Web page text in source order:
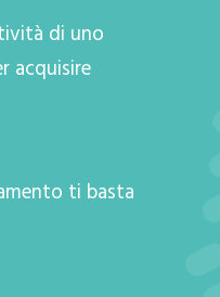
di uno
acquisire
ti basta